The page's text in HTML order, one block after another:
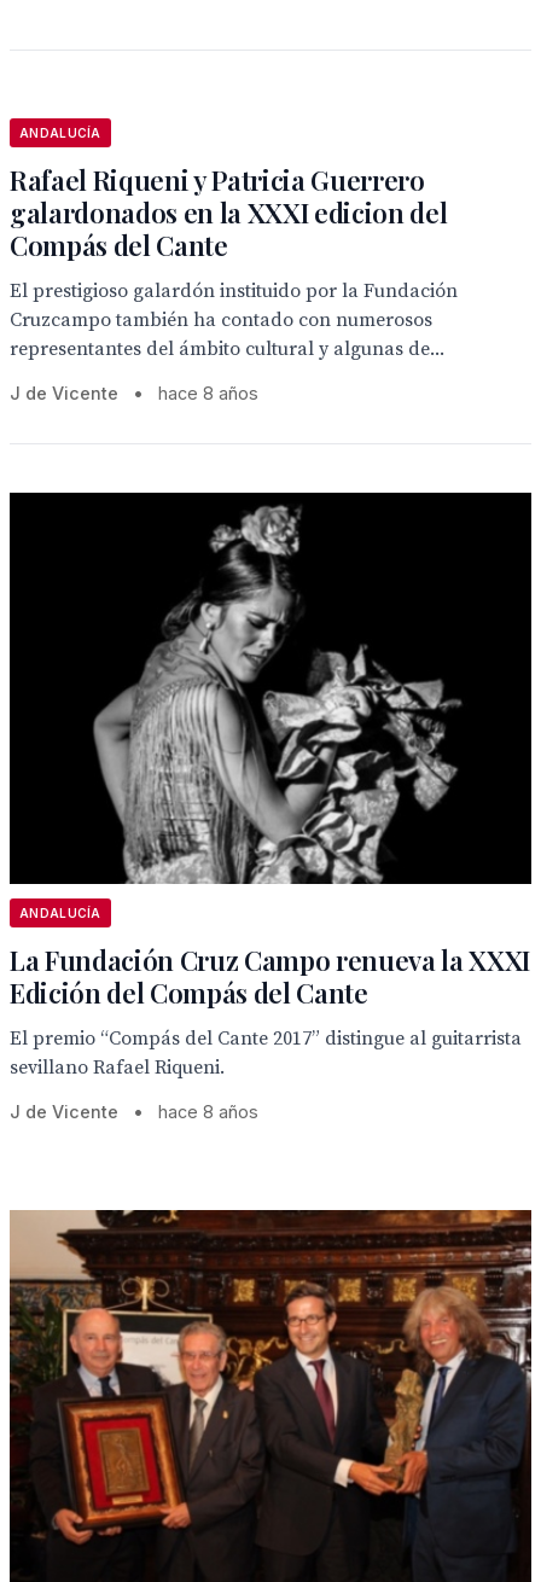
ANDALUCÍA
Rafael Riqueni y Patricia Guerrero
galardonados en la XXXI edicion del
Compás del Cante
El prestigioso galardón instituido por la Fundación
Cruzcampo también ha contado con numerosos
representantes del ámbito cultural y algunas de...
J de Vicente • hace 8 años
ANDALUCÍA
La Fundación Cruz Campo renueva la XXXI
Edición del Compás del Cante
El premio “Compás del Cante 2017” distingue al guitarrista
sevillano Rafael Riqueni.
J de Vicente • hace 8 años